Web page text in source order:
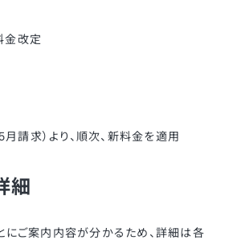
金改定
請求）より、順次、新料金を適用
細
にご案内内容が分かるため、詳細は各